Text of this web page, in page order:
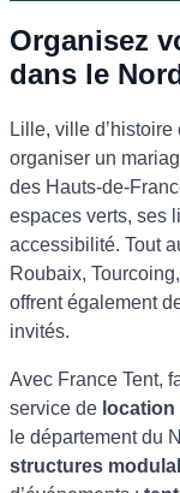
Organisez
dans le
Lille, ville
organiser un
des Hauts-de-
espaces verts, ses
accessibilité. Tout
Roubaix,
offrent également
invités.
Avec France Tent,
service de
le département du
structures